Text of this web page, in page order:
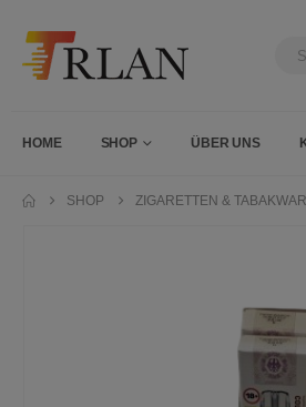
HOME SHOP ÜBER UNS
SHOP ZIGARETTEN &